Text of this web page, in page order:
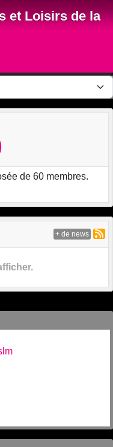
et Loisirs de la
de 60 membres.
+ de news